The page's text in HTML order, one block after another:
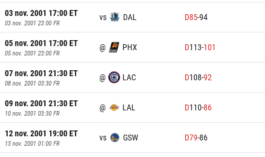
03 nov. 2001 17:00ET
03 nov. 2001 23:00 FR
vs DAL D85-94
05 nov. 2001 17:00ET
05 nov. 2001 23:00 FR
@ PHX D113-101
07 nov. 2001 21:30ET
08 nov. 2001 03:30 FR
@ LAC D108-92
09 nov. 2001 21:30ET
10 nov. 2001 03:30 FR
@ LAL D110-86
12 nov. 2001 19:00ET
13 nov. 2001 01:00 FR
vs GSW D79-86